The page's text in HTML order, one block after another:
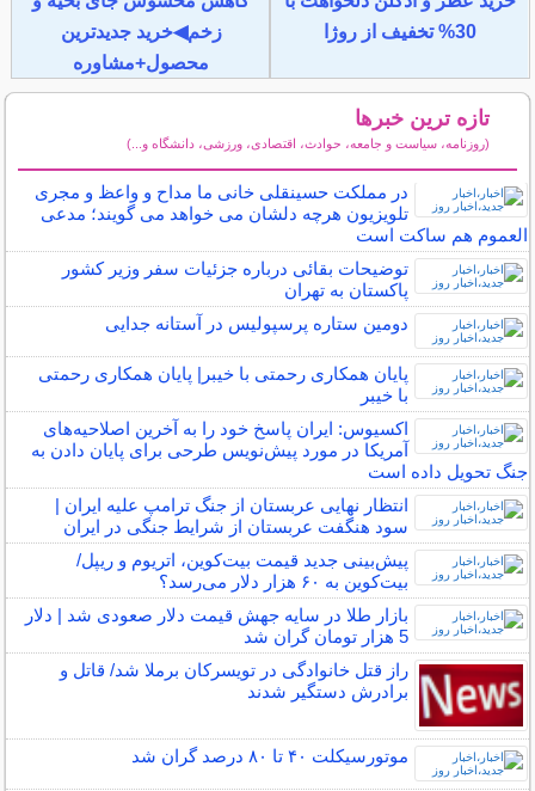
30% تخفیف از روژا
زخم◀خرید جدیدترین
محصول+مشاوره
تازه ترین خبرها
(روزنامه، سیاست و جامعه، حوادث، اقتصادی، ورزشی، دانشگاه و...)
در مملکت حسینقلی خانی ما مداح و واعظ و مجری
تلویزیون هرچه دلشان می خواهد می گویند؛ مدعی
العموم هم ساکت است
توضیحات بقائی درباره جزئیات سفر وزیر کشور
پاکستان به تهران
دومین ستاره پرسپولیس در آستانه جدایی
پایان همکاری رحمتی با خیبر| پایان همکاری رحمتی
با خیبر
اکسیوس: ایران پاسخ خود را به آخرین اصلاحیه‌های
آمریکا در مورد پیش‌نویس طرحی برای پایان دادن به
جنگ تحویل داده است
انتظار نهایی عربستان از جنگ ترامپ علیه ایران |
سود هنگفت عربستان از شرایط جنگی در ایران
پیش‌بینی جدید قیمت بیت‌کوین، اتریوم و ریپل/
بیت‌کوین به ۶۰ هزار دلار می‌رسد؟
بازار طلا در سایه جهش قیمت دلار صعودی شد | دلار
5 هزار تومان گران شد
راز قتل خانوادگی در تویسرکان برملا شد/ قاتل و
برادرش دستگیر شدند
موتورسیکلت ۴۰ تا ۸۰ درصد گران شد